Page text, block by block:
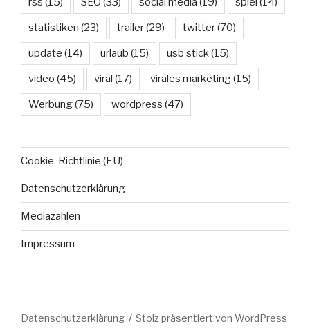
statistiken (23) trailer(29) twitter(70)
update (14) urlaub (15) usb stick(15)
video (45) viral (17) virales marketing(15)
Werbung(75) wordpress (47)
Cookie-Richtlinie (EU)
Datenschutzerklärung
Mediazahlen
Impressum
Datenschutzerklärung Stolz präsentiert von WordPress